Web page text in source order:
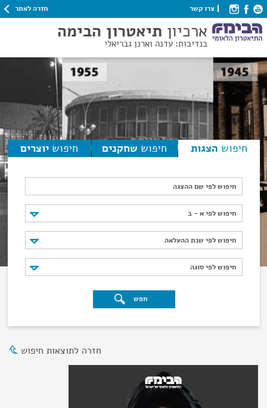
צרו קשר חזרה לאתר
ארכיון תיאטרון הבימה
בנדיבות: עדנה וארנן גבריאלי
חיפוש הצגות חיפוש שחקנים חיפוש יוצרים
חיפוש לפי שם ההצגה
חיפוש לפי א - ב
חיפוש לפי א - ב
חיפוש לפי שנת ההעלאה
חיפוש לפי שנת ההעלאה
חיפוש לפי סוגה
חיפוש לפי סוגה
חפש
חזרה לתוצאות חיפוש